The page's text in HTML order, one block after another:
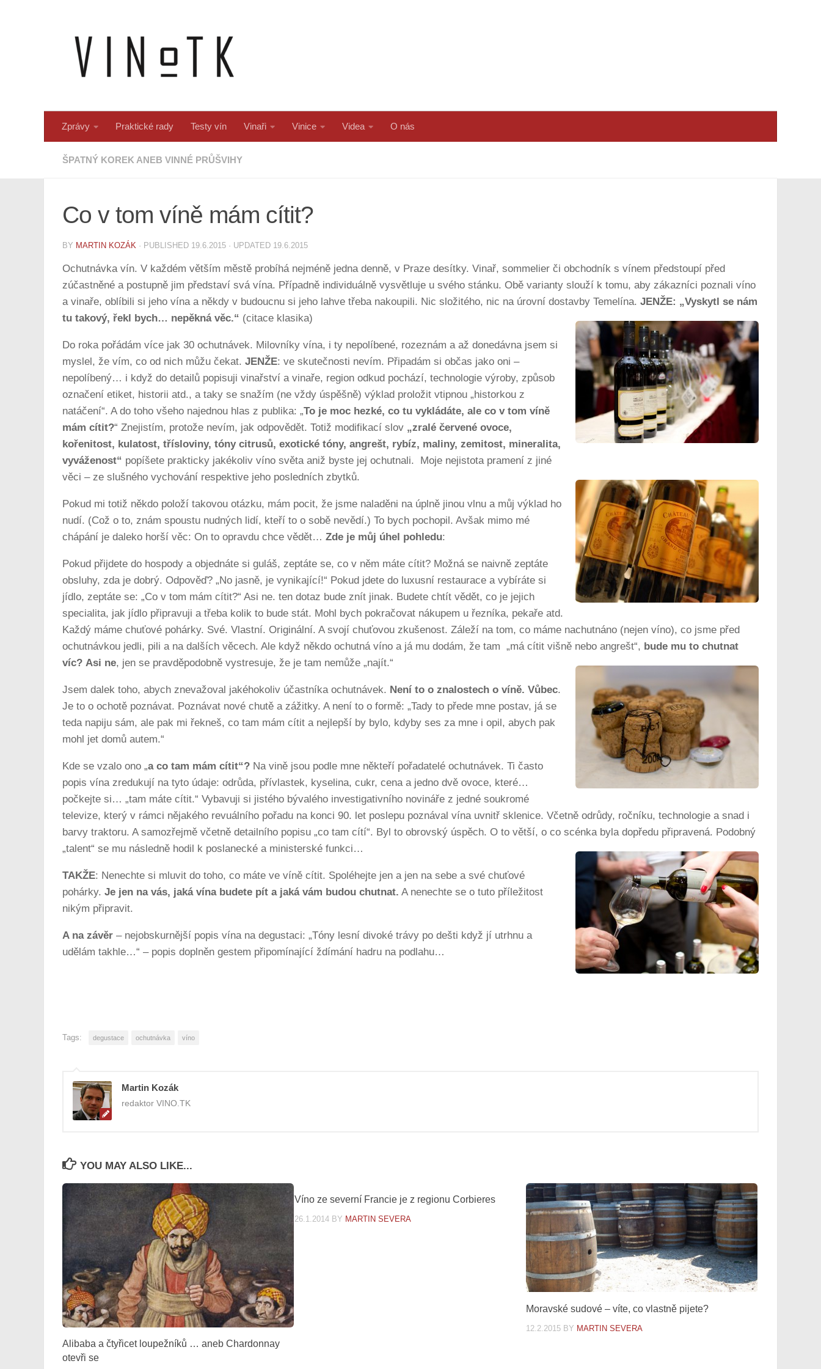
Zprávy Praktické rady Testy vín Vinaři Vinice Videa O nás
ŠPATNÝ KOREK ANEB VINNÉ PRŮŠVIHY
Co v tom víně mám cítit?
BY MARTIN KOZÁK · PUBLISHED 19.6.2015 · UPDATED 19.6.2015
Ochutnávka vín. V každém větším městě probíhá nejméně jedna denně, v Praze desítky. Vinař, sommelier či obchodník s vínem předstoupí před
zúčastněné a postupně jim představí svá vína. Případně individuálně vysvětluje u svého stánku. Obě varianty slouží k tomu, aby zákazníci poznali víno
a vinaře, oblíbili si jeho vína a někdy v budoucnu si jeho lahve třeba nakoupili. Nic složitého, nic na úrovní dostavby Temelína. JENŽE: „Vyskytl se nám
tu takový, řekl bych… nepěkná věc.“ (citace klasika)
Do roka pořádám více jak 30 ochutnávek. Milovníky vína, i ty nepolíbené, rozeznám a až donedávna jsem si
myslel, že vím, co od nich můžu čekat. JENŽE: ve skutečnosti nevím. Připadám si občas jako oni –
nepolíbený… i když do detailů popisuji vinařství a vinaře, region odkud pochází, technologie výroby, způsob
označení etiket, historii atd., a taky se snažím (ne vždy úspěšně) výklad proložit vtipnou „historkou z
natáčení“. A do toho všeho najednou hlas z publika: „To je moc hezké, co tu vykládáte, ale co v tom víně
mám cítit?“ Znejistím, protože nevím, jak odpovědět. Totiž modifikací slov „zralé červené ovoce,
kořenitost, kulatost, třísloviny, tóny citrusů, exotické tóny, angrešt, rybíz, maliny, zemitost, mineralita,
vyváženost“ popíšete prakticky jakékoliv víno světa aniž byste jej ochutnali. Moje nejistota pramení z jiné
věci – ze slušného vychování respektive jeho posledních zbytků.
Pokud mi totiž někdo položí takovou otázku, mám pocit, že jsme naladěni na úplně jinou vlnu a můj výklad ho
nudí. (Což o to, znám spoustu nudných lidí, kteří to o sobě nevědí.) To bych pochopil. Avšak mimo mé
chápání je daleko horší věc: On to opravdu chce vědět… Zde je můj úhel pohledu:
Pokud přijdete do hospody a objednáte si guláš, zeptáte se, co v něm máte cítit? Možná se naivně zeptáte
obsluhy, zda je dobrý. Odpověď? „No jasně, je vynikající!“ Pokud jdete do luxusní restaurace a vybíráte si
jídlo, zeptáte se: „Co v tom mám cítit?“ Asi ne. ten dotaz bude znít jinak. Budete chtít vědět, co je jejich
specialita, jak jídlo připravuji a třeba kolik to bude stát. Mohl bych pokračovat nákupem u řezníka, pekaře atd.
Každý máme chuťové pohárky. Své. Vlastní. Originální. A svojí chuťovou zkušenost. Záleží na tom, co máme nachutnáno (nejen víno), co jsme před
ochutnávkou jedli, pili a na dalších věcech. Ale když někdo ochutná víno a já mu dodám, že tam „má cítit višně nebo angrešt“, bude mu to chutnat
víc? Asi ne, jen se pravděpodobně vystresuje, že je tam nemůže „najít.“
Jsem dalek toho, abych znevažoval jakéhokoliv účastníka ochutnávek. Není to o znalostech o víně. Vůbec.
Je to o ochotě poznávat. Poznávat nové chutě a zážitky. A není to o formě: „Tady to přede mne postav, já se
teda napiju sám, ale pak mi řekneš, co tam mám cítit a nejlepší by bylo, kdyby ses za mne i opil, abych pak
mohl jet domů autem.“
Kde se vzalo ono „a co tam mám cítit“? Na vině jsou podle mne někteří pořadatelé ochutnávek. Ti často
popis vína zredukují na tyto údaje: odrůda, přívlastek, kyselina, cukr, cena a jedno dvě ovoce, které…
počkejte si… „tam máte cítit.“ Vybavuji si jistého bývalého investigativního novináře z jedné soukromé
televize, který v rámci nějakého revuálního pořadu na konci 90. let poslepu poznával vína uvnitř sklenice. Včetně odrůdy, ročníku, technologie a snad i
barvy traktoru. A samozřejmě včetně detailního popisu „co tam cítí“. Byl to obrovský úspěch. O to větší, o co scénka byla dopředu připravená. Podobný
„talent“ se mu následně hodil k poslanecké a ministerské funkci…
TAKŽE: Nenechte si mluvit do toho, co máte ve víně cítit. Spoléhejte jen a jen na sebe a své chuťové
pohárky. Je jen na vás, jaká vína budete pít a jaká vám budou chutnat. A nenechte se o tuto příležitost
nikým připravit.
A na závěr – nejobskurnější popis vína na degustaci: „Tóny lesní divoké trávy po dešti když jí utrhnu a
udělám takhle…“ – popis doplněn gestem připomínající ždímání hadru na podlahu…
Tags: degustace ochutnávka víno
Martin Kozák
redaktor VINO.TK
YOU MAY ALSO LIKE...
Alibaba a čtyřicet loupežníků … aneb Chardonnay
otevři se
Víno ze severní Francie je z regionu Corbieres
26.1.2014BY MARTIN SEVERA
Moravské sudové – víte, co vlastně pijete?
12.2.2015 BY MARTIN SEVERA